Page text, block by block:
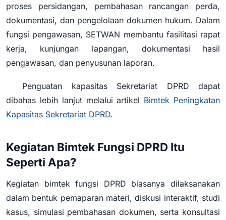
proses persidangan, pembahasan rancangan perda,
dokumentasi, dan pengelolaan dokumen hukum. Dalam
fungsi pengawasan, SETWAN membantu fasilitasi rapat
kerja, kunjungan lapangan, dokumentasi hasil
pengawasan, dan penyusunan laporan.
Penguatan kapasitas Sekretariat DPRD dapat
dibahas lebih lanjut melalui artikel Bimtek Peningkatan
Kapasitas Sekretariat DPRD.
Kegiatan Bimtek Fungsi DPRD Itu
Seperti Apa?
Kegiatan bimtek fungsi DPRD biasanya dilaksanakan
dalam bentuk pemaparan materi, diskusi interaktif, studi
kasus, simulasi pembahasan dokumen, serta konsultasi